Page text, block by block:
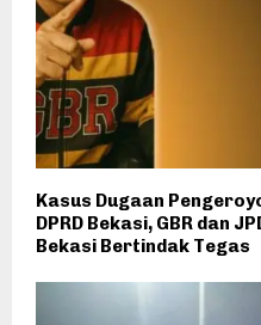
Kasus Dugaan
DPRD Bekasi, GBR dan
Bekasi Bertindak Tegas